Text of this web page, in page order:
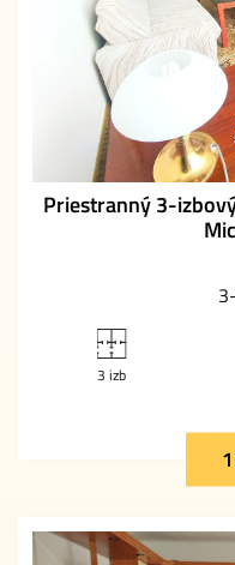
Priestranný 3-
3 izb